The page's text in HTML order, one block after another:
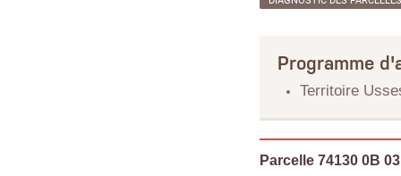
Programme
Territoire
Parcelle 74130 0B